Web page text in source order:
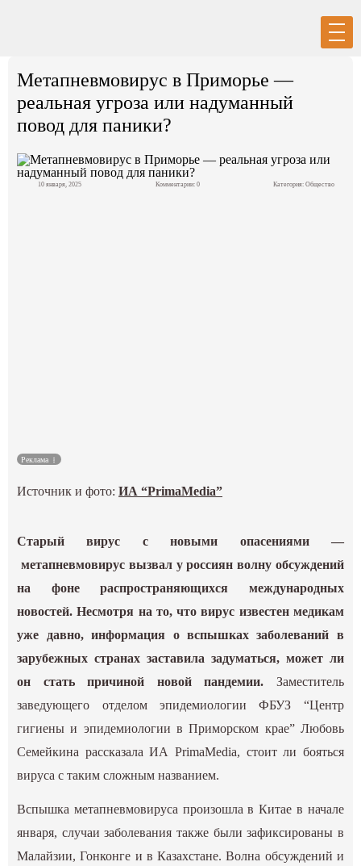
Политика
Метапневмовирус в Приморье —
реальная угроза или надуманный
повод для паники?
10 января, 2025 Комментарии: 0 Категория: Общество
Реклама
Источник и фото:ИА “PrimaMedia”
Старый вирус с новыми опасениями —
метапневмовирус вызвал у россиян волну обсуждений
на фоне распространяющихся международных
новостей. Несмотря на то, что вирус известен медикам
уже давно, информация о вспышках заболеваний в
зарубежных странах заставила задуматься, может ли
он стать причиной новой пандемии. Заместитель
заведующего отделом эпидемиологии ФБУЗ “Центр
гигиены и эпидемиологии в Приморском крае” Любовь
Семейкина рассказала ИА PrimaMedia, стоит ли бояться
вируса с таким сложным названием.
Вспышка метапневмовируса произошла в Китае в начале
января, случаи заболевания также были зафиксированы в
Малайзии, Гонконге и в Казахстане. Волна обсуждений и